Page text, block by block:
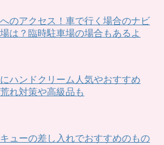
のアクセス！車で行く場合のナビ
は？臨時駐車場の場合もあるよ
ハンドクリーム人気やおすすめ
れ対策や高級品も
ューの差し入れでおすすめのもの